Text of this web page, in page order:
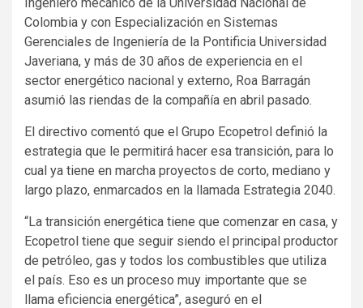
Colombia y con Especialización en Sistemas
Gerenciales de Ingeniería de la Pontificia Universidad
Javeriana, y más de 30 años de experiencia en el
sector energético nacional y externo, Roa Barragán
asumió las riendas de la compañía en abril pasado.
El directivo comentó que el Grupo Ecopetrol definió la
estrategia que le permitirá hacer esa transición, para lo
cual ya tiene en marcha proyectos de corto, mediano y
largo plazo, enmarcados en la llamada Estrategia 2040.
“La transición energética tiene que comenzar en casa, y
Ecopetrol tiene que seguir siendo el principal productor
de petróleo, gas y todos los combustibles que utiliza
el país. Eso es un proceso muy importante que se
llama eficiencia energética”, aseguró en el